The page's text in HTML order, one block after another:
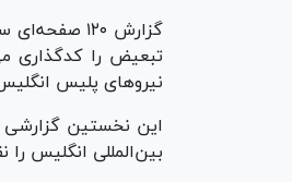
گزارش ۱۲۰
تبعیض را کدگذاری
نیرو‌های پلیس
این نخستین
بین‌المللی انگلیس